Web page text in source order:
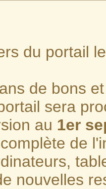
du portail
de bons
sera
au 1er
de
nouvelles